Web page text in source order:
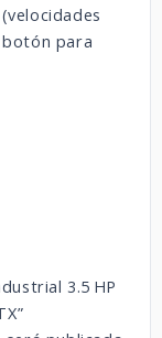
para
3.5 HP